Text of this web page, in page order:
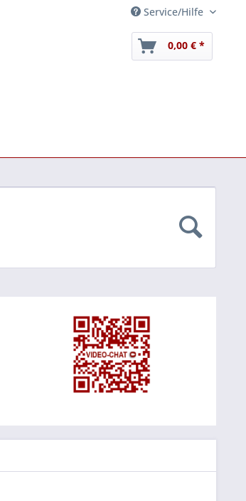
Service/Hilfe
0,00 € *